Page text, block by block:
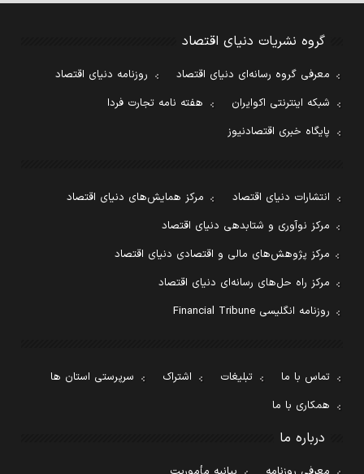
گروه نشریات دنیای اقتصاد
معرفی گروه رسانه‌ای دنیای اقتصاد
روزنامه دنیای اقتصاد
شبکه اینترنتی اکوایران
هفته نامه تجارت فردا
پایگاه خبری اقتصادنیوز
انتشارات دنیای اقتصاد
مرکز همایش‌های دنیای اقتصاد
مرکز نوآوری و شتابدهی دنیای اقتصاد
مرکز پژوهش‌های مالی و اقتصادی دنیای اقتصاد
مرکز راه حل‌های رسانه‌ای دنیای اقتصاد
روزنامه انگلیسی Financial Tribune
تماس با ما تبلیغات اشتراک
سرپرستی استان ها
همکاری با ما
درباره ما